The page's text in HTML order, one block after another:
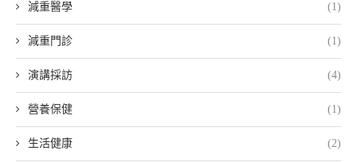
減重醫學 (1)
減重門診 (1)
演講採訪 (4)
營養保健 (1)
生活健康 (2)